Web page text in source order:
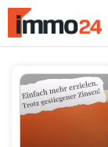
Accessibility
Modus
Navigation
zum
Inhalt